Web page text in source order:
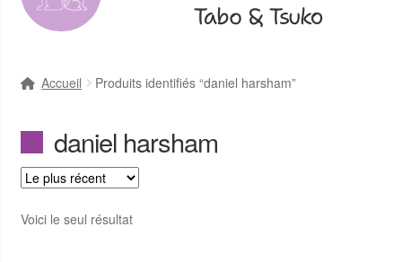
Tabo & Tsuko
Accueil Produits identifiés “daniel harsham”
daniel harsham
Voici le seul résultat